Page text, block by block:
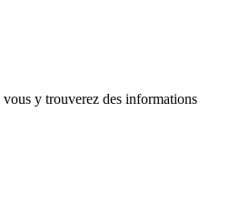
y trouverez des informations